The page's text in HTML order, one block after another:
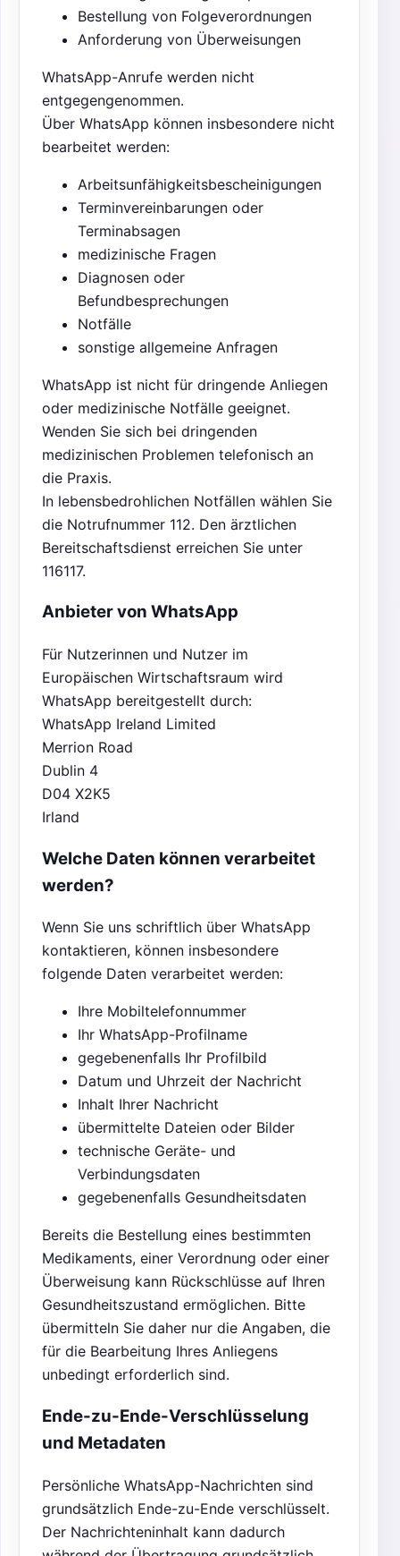
Bestellung von Folgeverordnungen
Anforderung von Überweisungen
WhatsApp-Anrufe werden nicht
entgegengenommen.
Über WhatsApp können insbesondere nicht
bearbeitet werden:
Arbeitsunfähigkeitsbescheinigungen
Terminvereinbarungen oder
Terminabsagen
medizinische Fragen
Diagnosen oder
Befundbesprechungen
Notfälle
sonstige allgemeine Anfragen
WhatsApp ist nicht für dringende Anliegen
oder medizinische Notfälle geeignet.
Wenden Sie sich bei dringenden
medizinischen Problemen telefonisch an
die Praxis.
In lebensbedrohlichen Notfällen wählen Sie
die Notrufnummer 112. Den ärztlichen
Bereitschaftsdienst erreichen Sie unter
116117.
Anbieter von WhatsApp
Für Nutzerinnen und Nutzer im
Europäischen Wirtschaftsraum wird
WhatsApp bereitgestellt durch:
WhatsApp Ireland Limited
Merrion Road
Dublin 4
D04 X2K5
Irland
Welche Daten können verarbeitet
werden?
Wenn Sie uns schriftlich über WhatsApp
kontaktieren, können insbesondere
folgende Daten verarbeitet werden:
Ihre Mobiltelefonnummer
Ihr WhatsApp-Profilname
gegebenenfalls Ihr Profilbild
Datum und Uhrzeit der Nachricht
Inhalt Ihrer Nachricht
übermittelte Dateien oder Bilder
technische Geräte- und
Verbindungsdaten
gegebenenfalls Gesundheitsdaten
Bereits die Bestellung eines bestimmten
Medikaments, einer Verordnung oder einer
Überweisung kann Rückschlüsse auf Ihren
Gesundheitszustand ermöglichen. Bitte
übermitteln Sie daher nur die Angaben, die
für die Bearbeitung Ihres Anliegens
unbedingt erforderlich sind.
Ende-zu-Ende-Verschlüsselung
und Metadaten
Persönliche WhatsApp-Nachrichten sind
grundsätzlich Ende-zu-Ende verschlüsselt.
Der Nachrichteninhalt kann dadurch